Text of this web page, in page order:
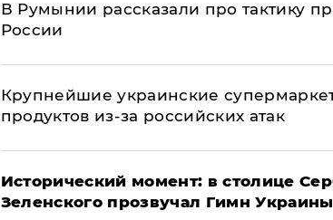
В Румынии рассказали про тактику
России
Крупнейшие украинские
продуктов из-за российских атак
Исторический момент: в столице
Зеленского прозвучал Гимн Украины